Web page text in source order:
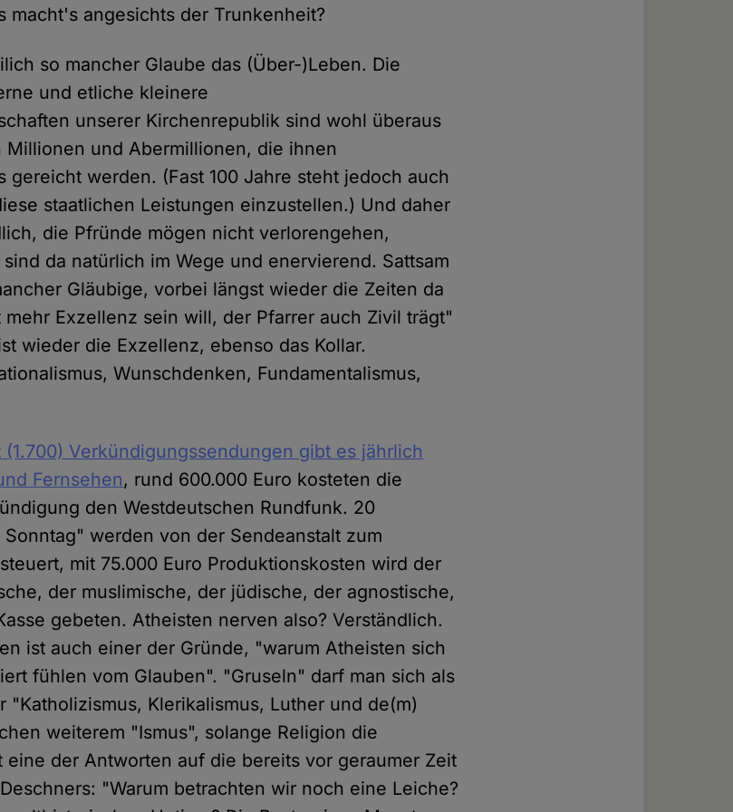
macht's angesichts der Trunkenheit?
so mancher Glaube das (Über-)Leben. Die
und etliche kleinere
unserer Kirchenrepublik sind wohl überaus
und Abermillionen, die ihnen
gereicht werden. (Fast 100 Jahre steht jedoch auch
staatlichen Leistungen einzustellen.) Und daher
die Pfründe mögen nicht verlorengehen,
da natürlich im Wege und enervierend. Sattsam
Gläubige, vorbei längst wieder die Zeiten da
Exzellenz sein will, der Pfarrer auch Zivil trägt"
wieder die Exzellenz, ebenso das Kollar.
Wunschdenken, Fundamentalismus,
Verkündigungssendungen gibt es jährlich
Fernsehen, rund 600.000 Euro kosteten die
den Westdeutschen Rundfunk. 20
werden von der Sendeanstalt zum
mit 75.000 Euro Produktionskosten wird der
der muslimische, der jüdische, der agnostische,
gebeten. Atheisten nerven also? Verständlich.
ist auch einer der Gründe, "warum Atheisten sich
fühlen vom Glauben". "Gruseln" darf man sich als
Klerikalismus, Luther und de(m)
weiterem "Ismus", solange Religion die
eine der Antworten auf die bereits vor geraumer Zeit
"Warum betrachten wir noch eine Leiche?